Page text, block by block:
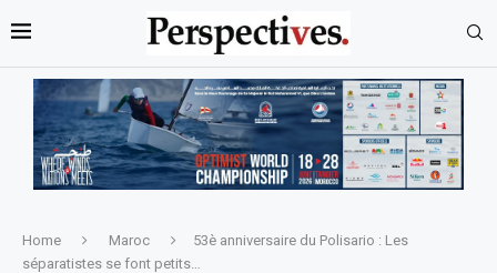
Home Maroc
53è anniversaire du Polisario : Les
séparatistes se font petits…